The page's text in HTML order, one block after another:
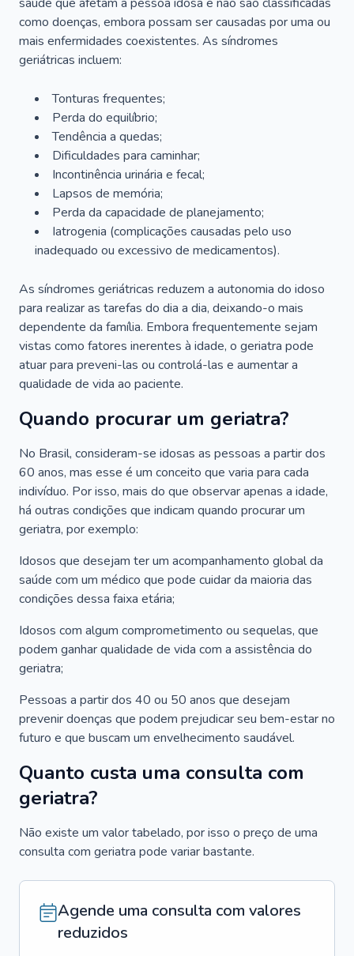
como doenças, embora possam ser causadas por uma ou
mais enfermidades coexistentes. As síndromes
geriátricas incluem:
Tonturas frequentes;
Perda do equilíbrio;
Tendência a quedas;
Dificuldades para caminhar;
Incontinência urinária e fecal;
Lapsos de memória;
Perda da capacidade de planejamento;
Iatrogenia (complicações causadas pelo uso
inadequado ou excessivo de medicamentos).
As síndromes geriátricas reduzem a autonomia do idoso
para realizar as tarefas do dia a dia, deixando-o mais
dependente da família. Embora frequentemente sejam
vistas como fatores inerentes à idade, o geriatra pode
atuar para preveni-las ou controlá-las e aumentar a
qualidade de vida ao paciente.
Quando procurar um geriatra?
No Brasil, consideram-se idosas as pessoas a partir dos
60 anos, mas esse é um conceito que varia para cada
indivíduo. Por isso, mais do que observar apenas a idade,
há outras condições que indicam quando procurar um
geriatra, por exemplo:
Idosos que desejam ter um acompanhamento global da
saúde com um médico que pode cuidar da maioria das
condições dessa faixa etária;
Idosos com algum comprometimento ou sequelas, que
podem ganhar qualidade de vida com a assistência do
geriatra;
Pessoas a partir dos 40 ou 50 anos que desejam
prevenir doenças que podem prejudicar seu bem-estar no
futuro e que buscam um envelhecimento saudável.
Quanto custa uma consulta com
geriatra?
Não existe um valor tabelado, por isso o preço de uma
consulta com geriatra pode variar bastante.
Agende uma consulta com valores
reduzidos